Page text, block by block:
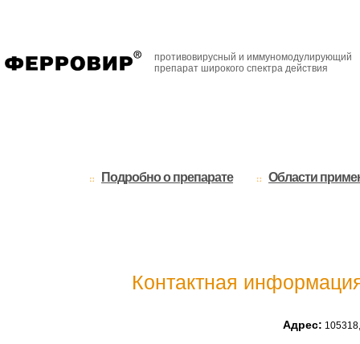
противовирусный и иммуномодулирующий
препарат широкого спектра действия
Подробно о препарате Области
Контактная
Адрес: